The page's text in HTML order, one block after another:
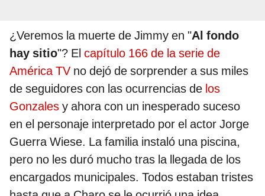
¿Veremos la muerte de Jimmy en "Al fondo
hay sitio"? El capítulo 166 de la serie de
América TV no dejó de sorprender a sus miles
de seguidores con las ocurrencias de los
Gonzales y ahora con un inesperado suceso
en el personaje interpretado por el actor Jorge
Guerra Wiese. La familia instaló una piscina,
pero no les duró mucho tras la llegada de los
encargados municipales. Todos estaban tristes